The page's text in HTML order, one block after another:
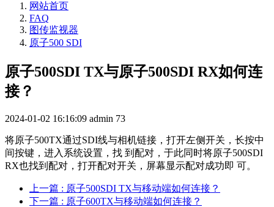
网站首页
FAQ
图传监视器
原子500 SDI
原子500SDI TX与原子500SDI RX如何连
接？
2024-01-02 16:16:09 admin 73
将原子500TX通过SDI线与相机链接，打开左侧开关，长按中
间按键，进入系统设置，找 到配对，于此同时将原子500SDI
RX也找到配对，打开配对开关，屏幕显示配对成功即 可。
上一篇 : 原子500SDI TX与移动端如何连接？
下一篇 : 原子600TX与移动端如何连接？